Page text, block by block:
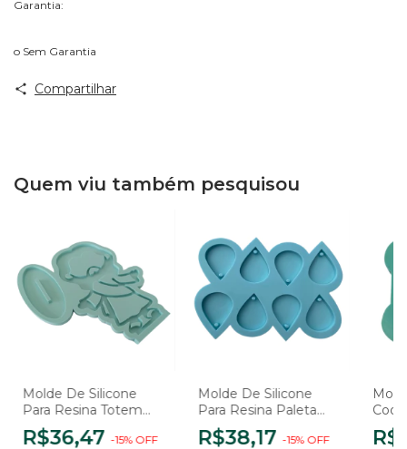
Garantia:
o Sem Garantia
Compartilhar
Quem viu também pesquisou
Molde De Silicone
Para Resina Totem
Jesus - 2 Cavidades
R$36,47 -15% OFF
Molde De Silicone
Para Resina Paleta
Pingentes Gota - 8
Cavidades
R$38,17 -15% OFF